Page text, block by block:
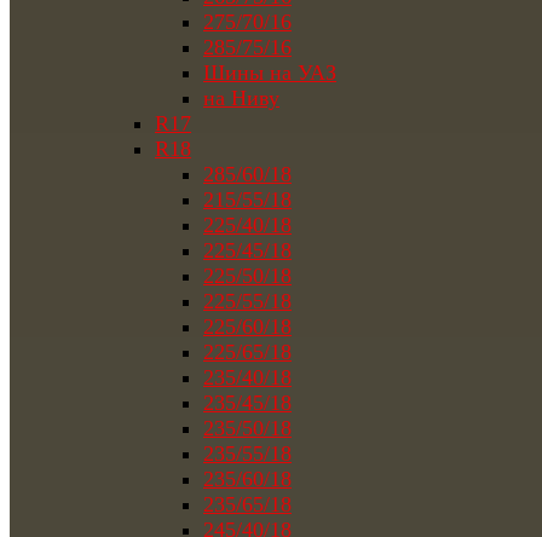
275/70/16
285/75/16
Шины на УАЗ
на Ниву
R17
R18
285/60/18
215/55/18
225/40/18
225/45/18
225/50/18
225/55/18
225/60/18
225/65/18
235/40/18
235/45/18
235/50/18
235/55/18
235/60/18
235/65/18
245/40/18